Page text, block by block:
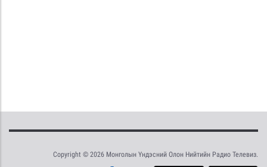
Copyright © 2026 Монголын Үндэсний Олон Нийтийн Радио Телевиз.